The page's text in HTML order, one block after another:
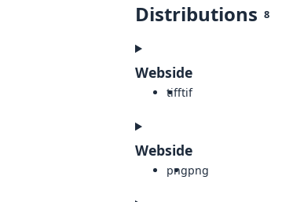
Distributions 8
Webside
tifftif
Webside
pngpng